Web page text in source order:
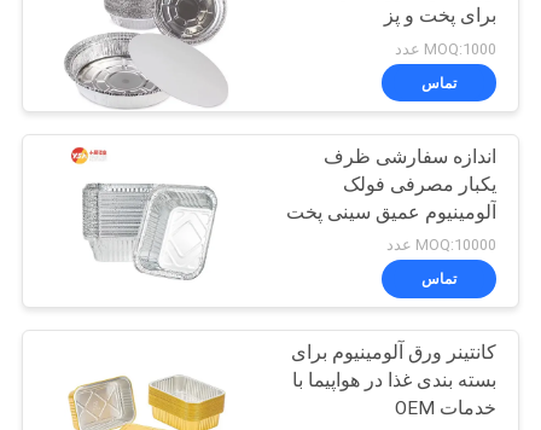
تماس
بگیرید
اخبار
موارد
درخواست
نقل قول
رول فویل آلومینیومی
صفحه ورق آلومینیوم
115
برای پخت و پز
MOQ:1000 عدد
تماس
اندازه سفارشی ظرف
یکبار مصرفی فولک
آلومینیوم عمیق سینی پخت
و پز پخت و پز گرم کردن
ظرف غذا
MOQ:10000 عدد
تماس
کانتینر ورق آلومینیوم برای
بسته بندی غذا در هواپیما با
خدمات OEM